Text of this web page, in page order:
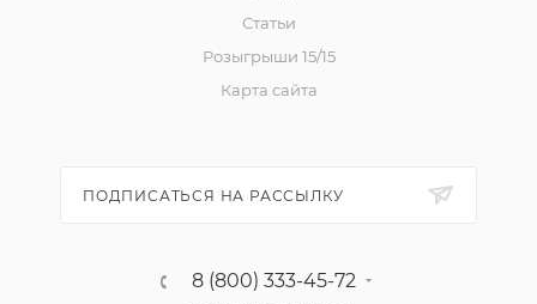
Статьи
Розыгрыши 15/15
Карта сайта
ПОДПИСАТЬСЯ НА РАССЫЛКУ
8 (800) 333-45-72